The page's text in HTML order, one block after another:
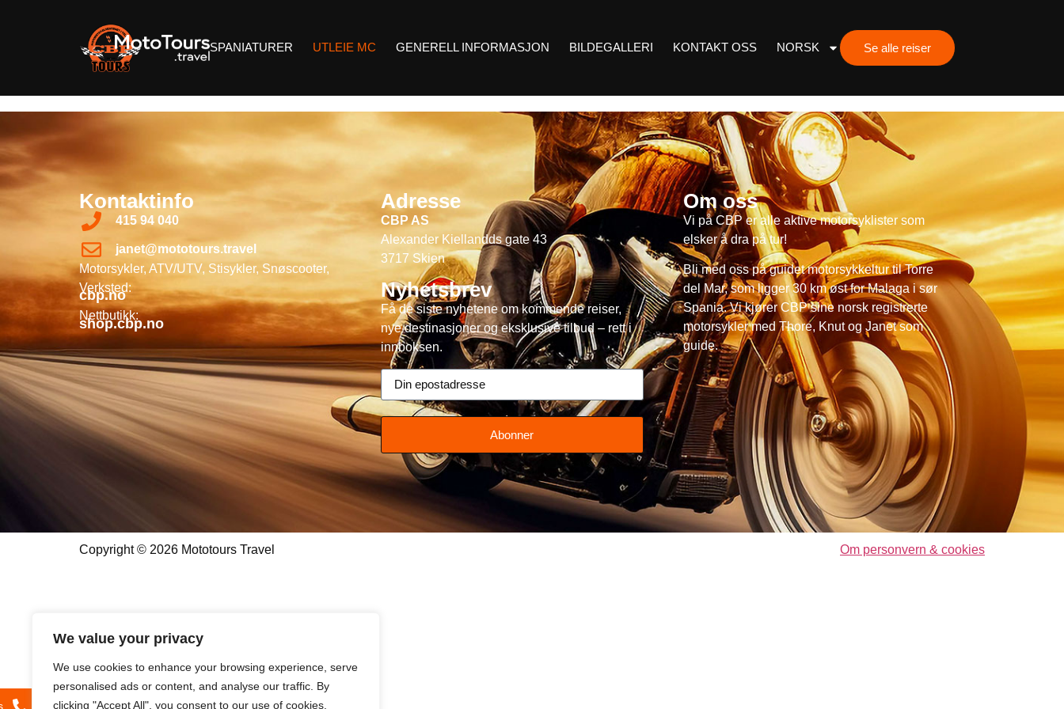
We value your privacy
We use cookies to enhance your browsing experience, serve
personalised ads or content, and analyse our traffic. By
clicking "Accept All", you consent to our use of cookies.
SPANIATURER UTLEIE MC GENERELL INFORMASJON BILDEGALLERI KONTAKT OSS NORSK Se alle reiser
Kontaktinfo
415 94 040
janet@mototours.travel
Motorsykler, ATV/UTV, Stisykler, Snøscooter,
Verksted:
cbp.no
Nettbutikk:
shop.cbp.no
Adresse
CBP AS
Alexander Kiellandds gate 43
3717 Skien
Nyhetsbrev
Få de siste nyhetene om kommende reiser,
nye destinasjoner og eksklusive tilbud – rett i
innboksen.
Abonner
Om oss
Vi på CBP er alle aktive motorsyklister som
elsker å dra på tur!
Bli med oss på guidet motorsykkeltur til Torre
del Mar, som ligger 30 km øst for Malaga i sør
Spania. Vi kjører CBP sine norsk registrerte
motorsykler med Thore, Knut og Janet som
guide.
Copyright © 2026 Mototours Travel Om personvern & cookies